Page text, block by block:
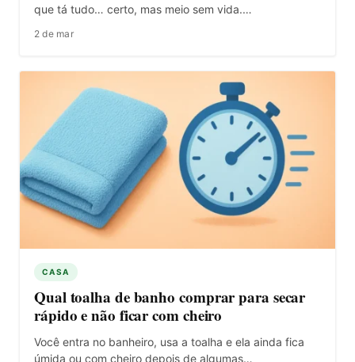
que tá tudo… certo, mas meio sem vida.…
2 de mar
CASA
Qual toalha de banho comprar para secar
rápido e não ficar com cheiro
Você entra no banheiro, usa a toalha e ela ainda fica
úmida ou com cheiro depois de algumas…